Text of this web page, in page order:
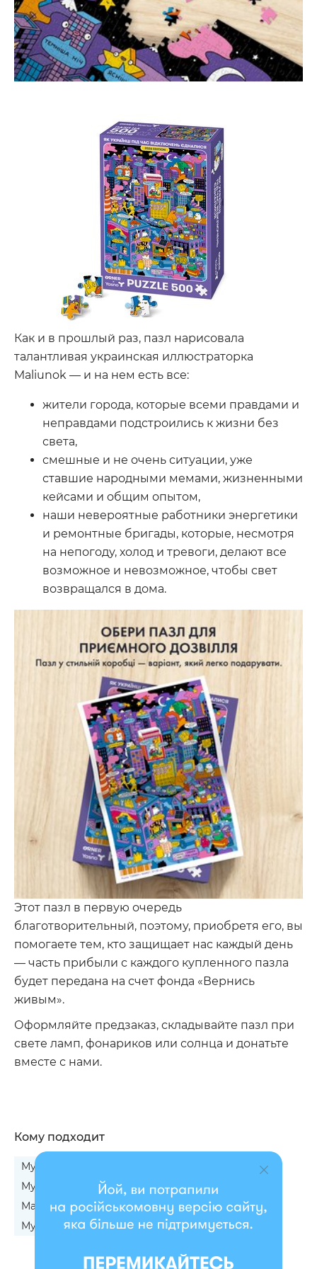
Как и в прошлый раз, пазл нарисовала
талантливая украинская иллюстраторка
Maliunok — и на нем есть все:
жители города, которые всеми правдами и
неправдами подстроились к жизни без
света,
смешные и не очень ситуации, уже
ставшие народными мемами, жизненными
кейсами и общим опытом,
наши невероятные работники энергетики
и ремонтные бригады, которые, несмотря
на непогоду, холод и тревоги, делают все
возможное и невозможное, чтобы свет
возвращался в дома.
Этот пазл в первую очередь
благотворительный, поэтому, приобретя его, вы
помогаете тем, кто защищает нас каждый день
— часть прибыли с каждого купленного пазла
будет передана на счет фонда «Вернись
живым».
Оформляйте предзаказ, складывайте пазл при
свете ламп, фонариков или солнца и донатьте
вместе с нами.
Кому подходит
Мужчине на День Рождения
Мужчине на 50-летие
Женщине на 35-летие
Маме на 35-летие
Маме на 45-летие
Мужу на 45-летие
Сыну на 30-летие